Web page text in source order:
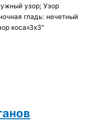
узор; Узор
гладь: нечетный
коса»3х3″